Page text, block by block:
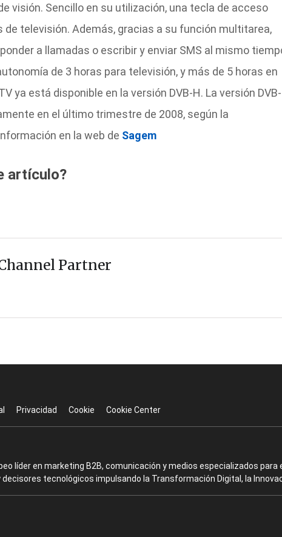
visión. Sencillo en su utilización, una tecla de acceso
televisión. Además, gracias a su función multitarea,
a llamadas o escribir y enviar SMS al mismo
de 3 horas para televisión, y más de 5 horas en
ya está disponible en la versión DVB-H. La versión DVB-
en el último trimestre de 2008, según la
en la web de Sagem
artículo?
Partner
Privacidad Cookie Cookie Center
líder en marketing B2B, comunicación y medios especializados
tecnológicos impulsando la Transformación Digital, la